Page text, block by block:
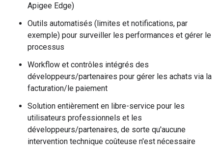
Apigee Edge)
Outils automatisés (limites et notifications, par
exemple) pour surveiller les performances et gérer le
processus
Workflow et contrôles intégrés des
développeurs/partenaires pour gérer les achats via la
facturation/le paiement
Solution entièrement en libre-service pour les
utilisateurs professionnels et les
développeurs/partenaires, de sorte qu'aucune
intervention technique coûteuse n'est nécessaire